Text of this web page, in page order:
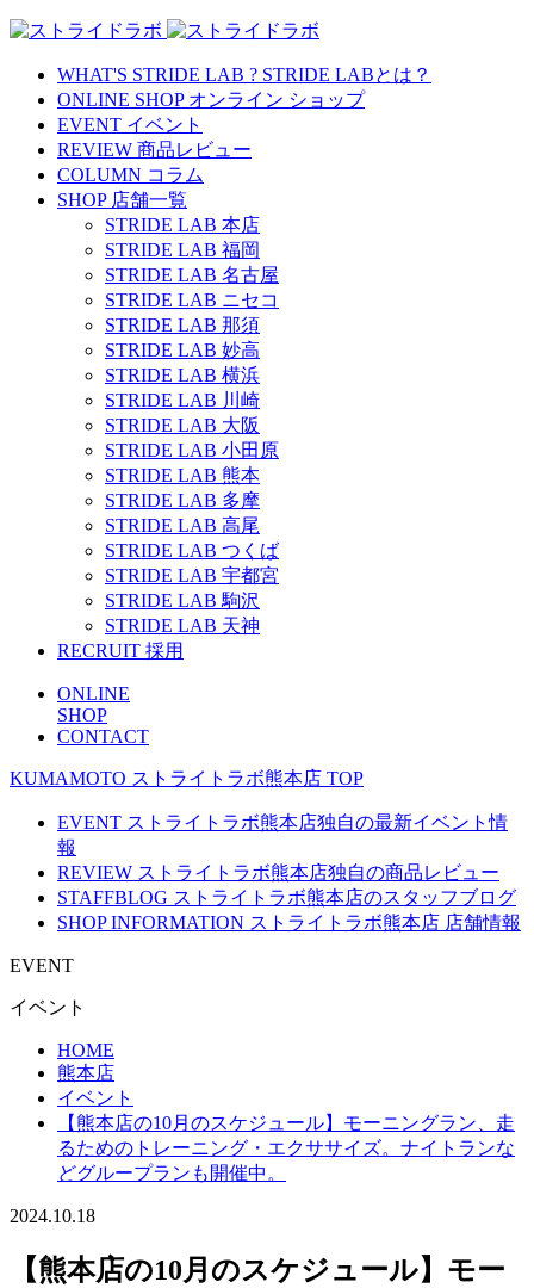
WHAT'S STRIDE LAB ? STRIDE LABとは？
ONLINE SHOP オンライン ショップ
EVENT イベント
REVIEW 商品レビュー
COLUMN コラム
SHOP 店舗一覧
STRIDE LAB 本店
STRIDE LAB 福岡
STRIDE LAB 名古屋
STRIDE LAB ニセコ
STRIDE LAB 那須
STRIDE LAB 妙高
STRIDE LAB 横浜
STRIDE LAB 川崎
STRIDE LAB 大阪
STRIDE LAB 小田原
STRIDE LAB 熊本
STRIDE LAB 多摩
STRIDE LAB 高尾
STRIDE LAB つくば
STRIDE LAB 宇都宮
STRIDE LAB 駒沢
STRIDE LAB 天神
RECRUIT 採用
ONLINE
SHOP
CONTACT
KUMAMOTO ストライトラボ熊本店 TOP
EVENT ストライトラボ熊本店独自の最新イベント情
報
REVIEW ストライトラボ熊本店独自の商品レビュー
STAFFBLOG ストライトラボ熊本店のスタッフブログ
SHOP INFORMATION ストライトラボ熊本店 店舗情報
EVENT
イベント
HOME
熊本店
イベント
【熊本店の10月のスケジュール】モーニングラン、走
るためのトレーニング・エクササイズ。ナイトランな
どグループランも開催中。
2024.10.18
【熊本店の10月のスケジュール】モー